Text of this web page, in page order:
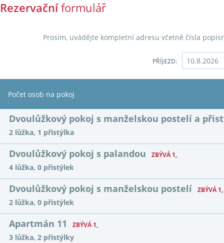
Rezervačníformulář
Prosím, uvádějte kompletní adresu včetně čísla
PŘÍJEZD:
Počet osob na pokoj
Dvoulůžkový pokoj s manželskou postelí a
2 lůžka, 1 přistýlka
Dvoulůžkový pokoj s palandou ZBÝVÁ 1,
4 lůžka, 0 přistýlek
Dvoulůžkový pokoj s manželskou postelí ZBÝVÁ 1,
2 lůžka, 0 přistýlek
Apartmán 11 ZBÝVÁ 1,
3 lůžka, 2 přistýlky